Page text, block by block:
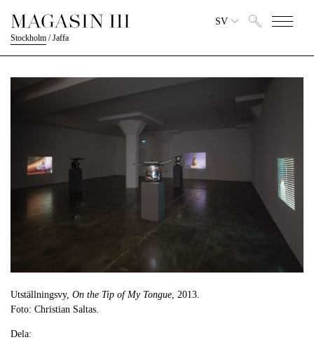
Stockholm /Jaffa
SV
Utställningsvy, On the Tip of My Tongue, 2013.
Foto: Christian Saltas.
Dela: